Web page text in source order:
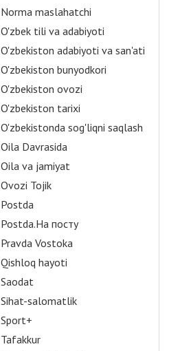
Norma maslahatchi
O'zbek tili va adabiyoti
O'zbekiston adabiyoti va san'ati
O'zbekiston bunyodkori
O'zbekiston ovozi
O'zbekiston tarixi
O'zbekistonda sog'liqni saqlash
Oila Davrasida
Oila va jamiyat
Ovozi Tojik
Postda
Postda.На посту
Pravda Vostoka
Qishloq hayoti
Saodat
Sihat-salomatlik
Sport+
Tafakkur